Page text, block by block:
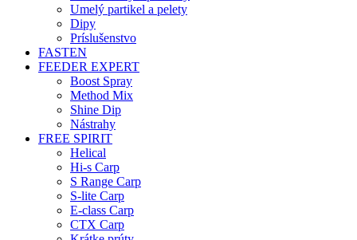
Umelý partikel a pelety
Dipy
Príslušenstvo
FASTEN
FEEDER EXPERT
Boost Spray
Method Mix
Shine Dip
Nástrahy
FREE SPIRIT
Helical
Hi-s Carp
S Range Carp
S-lite Carp
E-class Carp
CTX Carp